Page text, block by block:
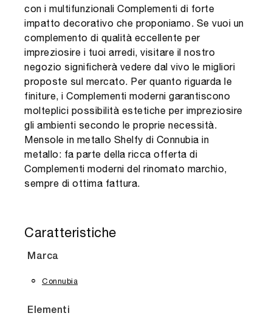
con i multifunzionali Complementi di forte
impatto decorativo che proponiamo. Se vuoi un
complemento di qualità eccellente per
impreziosire i tuoi arredi, visitare il nostro
negozio significherà vedere dal vivo le migliori
proposte sul mercato. Per quanto riguarda le
finiture, i Complementi moderni garantiscono
molteplici possibilità estetiche per impreziosire
gli ambienti secondo le proprie necessità.
Mensole in metallo Shelfy di Connubia in
metallo: fa parte della ricca offerta di
Complementi moderni del rinomato marchio,
sempre di ottima fattura.
Caratteristiche
Marca
Connubia
Elementi